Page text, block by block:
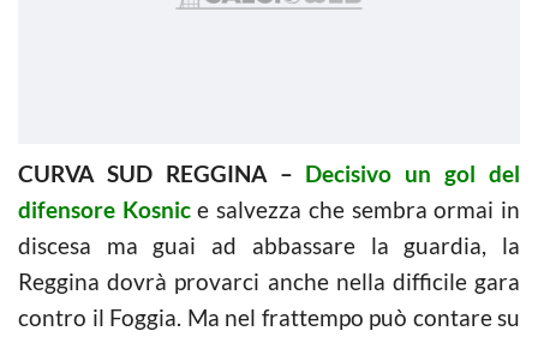
CURVA SUD REGGINA – Decisivo un gol del
difensore Kosnice salvezza che sembra ormai in
discesa ma guai ad abbassare la guardia, la
Reggina dovrà provarci anche nella difficile gara
contro il Foggia. Ma nel frattempo può contare su